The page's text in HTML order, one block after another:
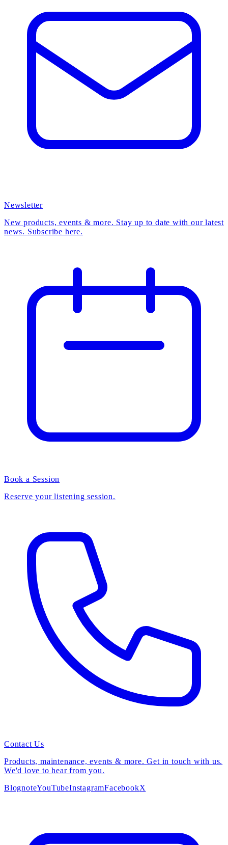
Newsletter
New products, events & more. Stay up to date with our latest
news. Subscribe here.
Book a Session
Reserve your listening session.
Contact Us
Products, maintenance, events & more. Get in touch with us.
We'd love to hear from you.
BlognoteYouTubeInstagramFacebookX